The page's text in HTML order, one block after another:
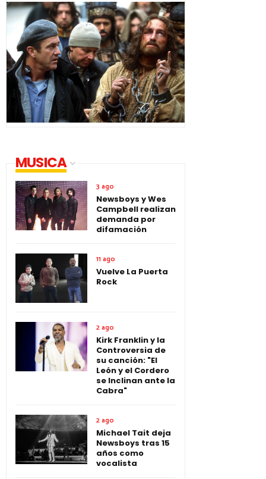
MUSICA
3 ago
Newsboys y Wes
Campbell realizan
demanda por
difamación
11 ago
Vuelve La Puerta
Rock
2 ago
Kirk Franklin y la
Controversia de
su canción: "El
León y el Cordero
se Inclinan ante la
Cabra"
2 ago
Michael Tait deja
Newsboys tras 15
años como
vocalista